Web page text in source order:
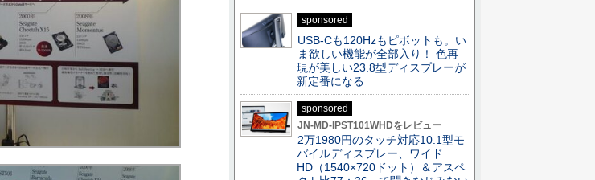
sponsored
USB-Cも120Hzもピボットも。い
ま欲しい機能が全部入り！ 色再
現が美しい23.8型ディスプレーが
新定番になる
sponsored
JN-MD-IPST101WHDをレビュー
2万1980円のタッチ対応10.1型モ
バイルディスプレー、ワイド
HD（1540×720ドット）＆アスペ